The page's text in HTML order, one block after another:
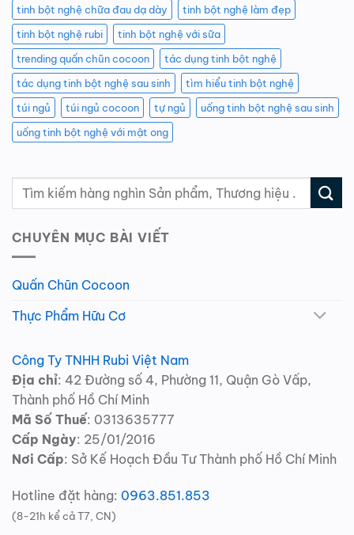
tinh bột nghệ chữa đau dạ dày
tinh bột nghệ làm đẹp
tinh bột nghệ rubi
tinh bột nghệ với sữa
trending quấn chũn cocoon
tác dụng tinh bột nghệ
tác dụng tinh bột nghệ sau sinh
tìm hiểu tinh bột nghệ
túi ngủ
túi ngủ cocoon tự ngủ
uống tinh bột nghệ sau sinh
uống tinh bột nghệ với mật ong
CHUYÊN MỤC BÀI VIẾT
Quấn Chũn Cocoon
Thực Phẩm Hữu Cơ
Công Ty TNHH Rubi Việt Nam
Địa chỉ: 42 Đường số 4, Phường 11, Quận Gò Vấp,
Thành phố Hồ Chí Minh
Mã Số Thuế: 0313635777
Cấp Ngày: 25/01/2016
Nơi Cấp: Sở Kế Hoạch Đầu Tư Thành phố Hồ Chí Minh
Hotline đặt hàng: 0963.851.853
(8-21h kể cả T7, CN)